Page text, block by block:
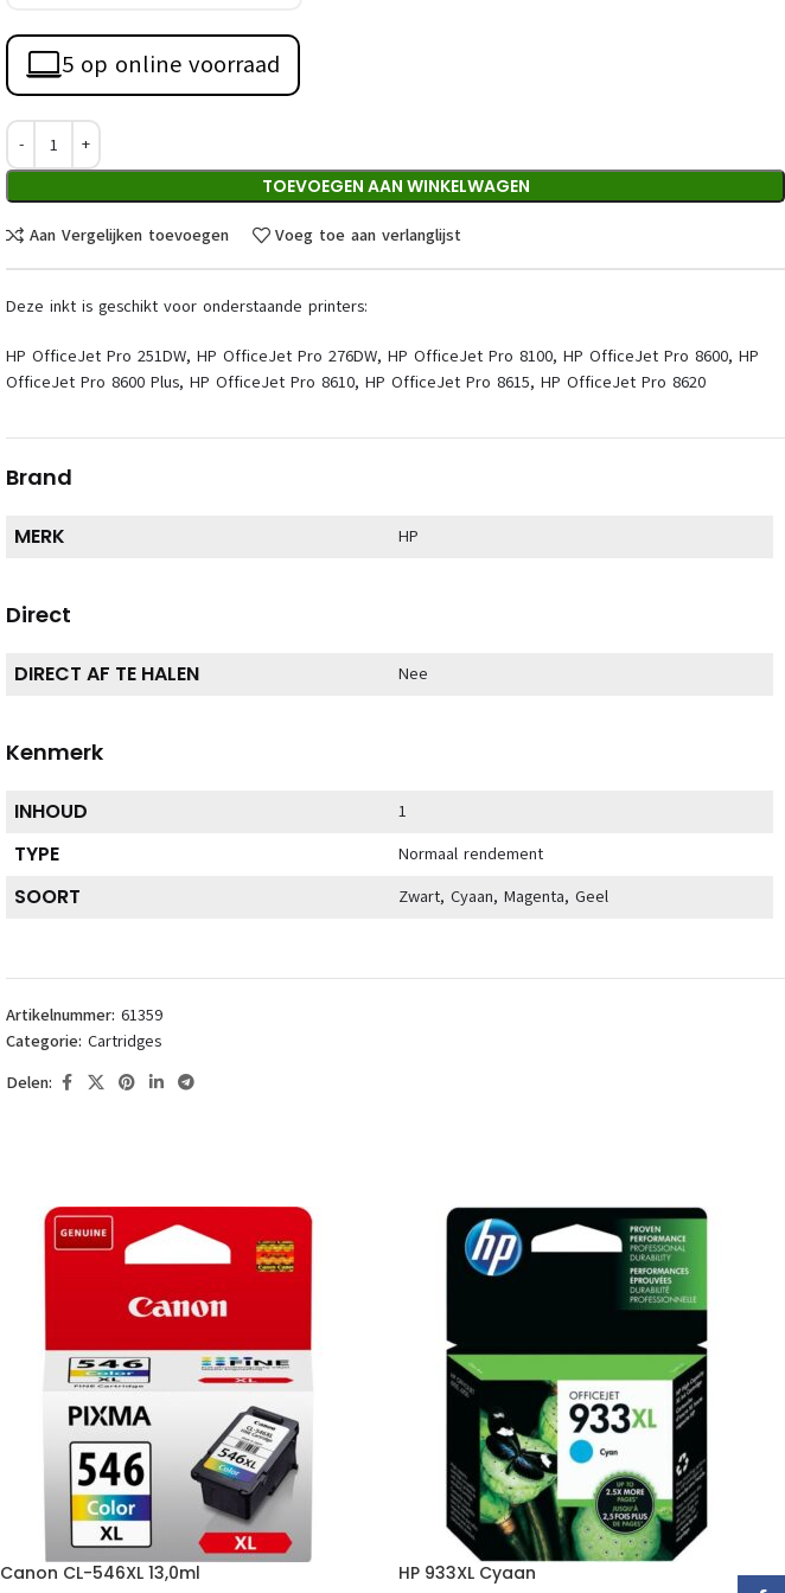
5 op online voorraad
TOEVOEGEN AAN WINKELWAGEN
Aan Vergelijken toevoegen Voeg toe aan verlanglijst
Deze inkt is geschikt voor onderstaande printers:
HP OfficeJet Pro 251DW, HP OfficeJet Pro 276DW, HP OfficeJet Pro 8100, HP OfficeJet Pro 8600, HP
OfficeJet Pro 8600 Plus, HP OfficeJet Pro 8610, HP OfficeJet Pro 8615, HP OfficeJet Pro 8620
Brand
MERK HP
Direct
DIRECT AF TE HALEN Nee
Kenmerk
INHOUD 1
TYPE Normaal rendement
SOORT Zwart, Cyaan, Magenta, Geel
Artikelnummer: 61359
Categorie: Cartridges
Delen:
Canon CL-546XL 13,0ml HP 933XL Cyaan